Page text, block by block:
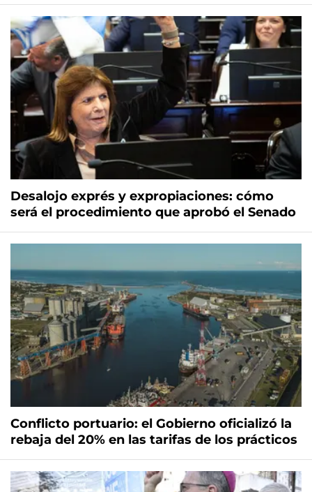
Desalojo exprés y expropiaciones: cómo
será el procedimiento que aprobó el Senado
Conflicto portuario: el Gobierno oficializó la
rebaja del 20% en las tarifas de los prácticos